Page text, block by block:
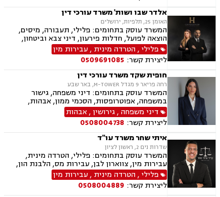
משמורת, נישואים אזרחיים, חלוקת רכוש, תיאום
הורי, זמני שהות, אומנה, ניכור הורי, עסקאות מתנה,
ידועים בציבור, פינוי מושכר, צווארון לבן, הלבנת הון,
אלימות במשפחה, עבירות סמים, נפגעי עבירה
אלדר שבו ושות' משרד עורכי דין
האומן 25, תלפיות, ירושלים
המשרד עוסק בתחומים: פלילי, תעבורה, מיסים,
הוצאה לפועל, חדלות פירעון, דיני צבא וביטחון,
ליטיגציה אזרחית
פלילי, הטרדה מינית ,עבירות מין
ליצירת קשר: 0509691085
חופית שקד משרד עורכי דין
רחה פריאר 9 מגדל M-TOWER, באר שבע
המשרד עוסק בתחומים: דיני משפחה, גישור
במשפחה, אפוטרופסות, הסכמי ממון, אבהות,
מזונות, משמורת, טוען רבני, גירושין, חוק הנוער,
חלוקת רכוש, מעמד אישי, תיאום הורי, חטיפת ילדים,
זמני שהות, ניכור הורי, פלילי, עבירות מין, הטרדה
מינית, מחיקת רישום פלילי, אלימות במשפחה, ייצוג
קטינים, ירושות וצוואות, לשון הרע.
דיני משפחה ,גירושין,אבהות
ליצירת קשר: 0508004738
איתי שחר משרד עו"ד
שדרות נים 2, ראשון לציון
המשרד עוסק בתחומים: פלילי, הטרדה מינית,
עבירות מין, צווארון לבן, עבירות מס, הלבנת הון,
רישוי נשק ייצוג קטינים, אלימות במשפחה, עבירות
סמים, וועדת שיחרורים, עבירות סייבר וכו', דיני
מקרקעין ונדל"ן, תכנון ובניה, דיור מוגן, אגודות
פלילי, הטרדה מינית ,עבירות מין
ליצירת קשר: 0508004889